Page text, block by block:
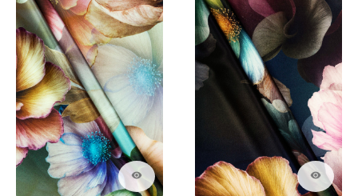
visibility visibility